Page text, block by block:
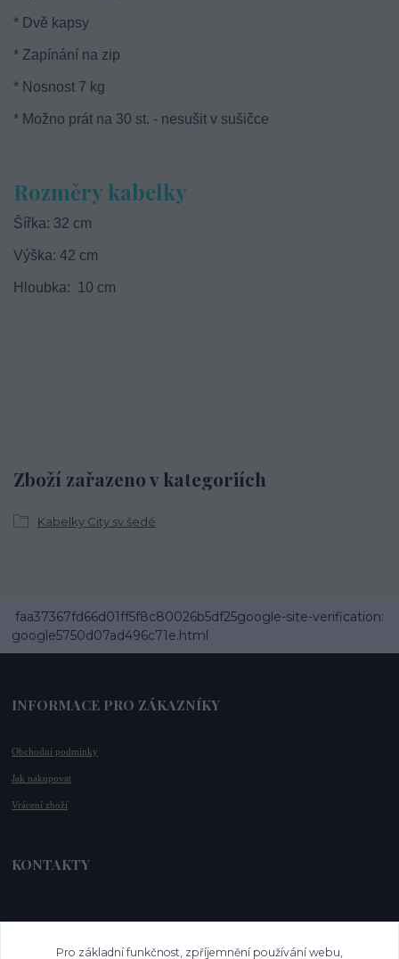
* Dvě kapsy
* Zapínání na zip
* Nosnost 7 kg
* Možno prát na 30 st. - nesušit v sušičce
Rozměry kabelky
Šířka: 32 cm
Výška: 42 cm
Hloubka: 10 cm
Zboží zařazeno v kategoriích
Kabelky City sv.šedé
faa37367fd66d01ff5f8c80026b5df25google-site-verification:
google5750d07ad496c71e.html
INFORMACE PRO ZÁKAZNÍKY
Obchodní podmínky
Jak nakupovat
Vrácení zboží
KONTAKTY
📞 +420 732 779 508
www.vysnenekabelky.cz
Pro základní funkčnost, zpříjemnění používání webu,